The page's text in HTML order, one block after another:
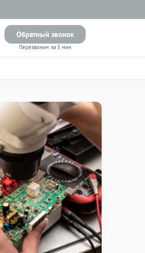
Обратный звонок
Перезвоним за 5 мин